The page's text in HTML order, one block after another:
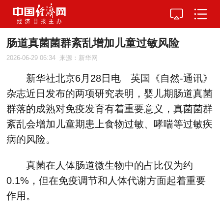
肠道真菌菌群紊乱增加儿童过敏风险
2026-06-29 06:34 来源：新华网
新华社北京6月28日电 英国《自然-通讯》
杂志近日发布的两项研究表明，婴儿期肠道真菌
群落的成熟对免疫发育有着重要意义，真菌菌群
紊乱会增加儿童期患上食物过敏、哮喘等过敏疾
病的风险。
真菌在人体肠道微生物中的占比仅为约
0.1%，但在免疫调节和人体代谢方面起着重要
作用。